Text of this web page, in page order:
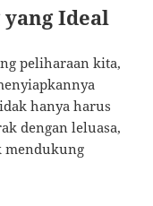
Ideal
peliharaan kita,
hanya harus
dengan leluasa,
mendukung